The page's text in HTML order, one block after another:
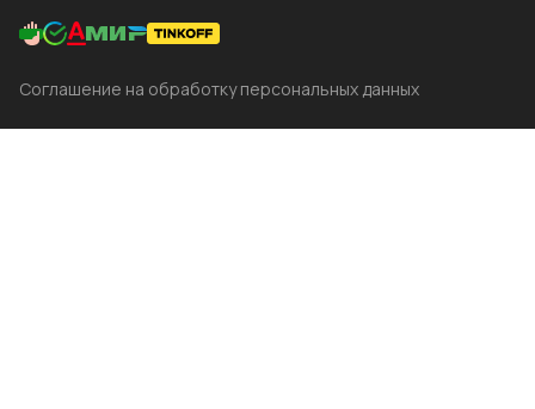
Соглашение на обработку персональных данных